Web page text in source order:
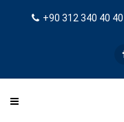
+90 312 340 40 40